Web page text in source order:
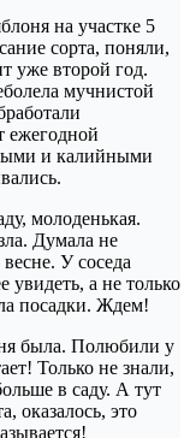
на участке 5
сорта, поняли,
уже второй год.
мучнистой
ежегодной
и калийными
молоденькая.
Думала не
У соседа
увидеть, а не только
посадки. Ждем!
была. Полюбили у
Только не знали,
в саду. А тут
оказалось, это